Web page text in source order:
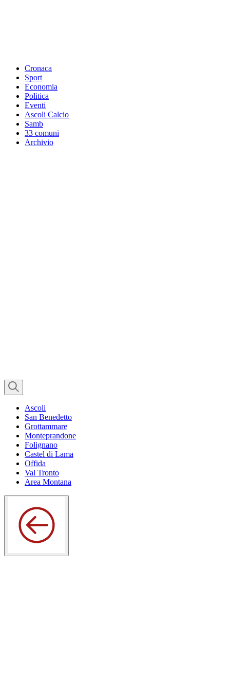
Cronaca
Sport
Economia
Politica
Eventi
Ascoli Calcio
Samb
33 comuni
Archivio
Ascoli
San Benedetto
Grottammare
Monteprandone
Folignano
Castel di Lama
Offida
Val Tronto
Area Montana